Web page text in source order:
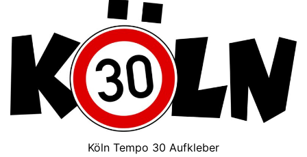
Köln Tempo 30 Aufkleber